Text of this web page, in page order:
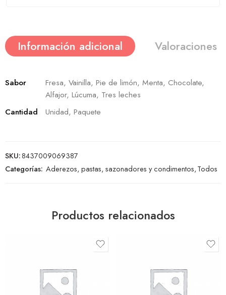
Información adicional Valoraciones
Sabor
Fresa, Vainilla, Pie de limón, Menta, Chocolate,
Alfajor, Lúcuma, Tres leches
Cantidad
Unidad, Paquete
SKU:8437009069387
Categorías: Aderezos, pastas, sazonadores y condimentos,Todos
Productos relacionados